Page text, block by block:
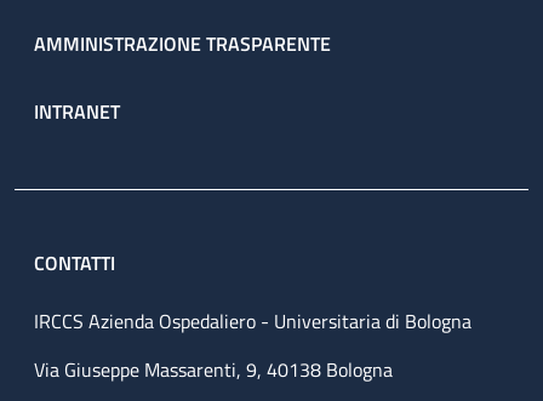
AMMINISTRAZIONE TRASPARENTE
INTRANET
CONTATTI
IRCCS Azienda Ospedaliero - Universitaria di Bologna
Via Giuseppe Massarenti, 9, 40138 Bologna